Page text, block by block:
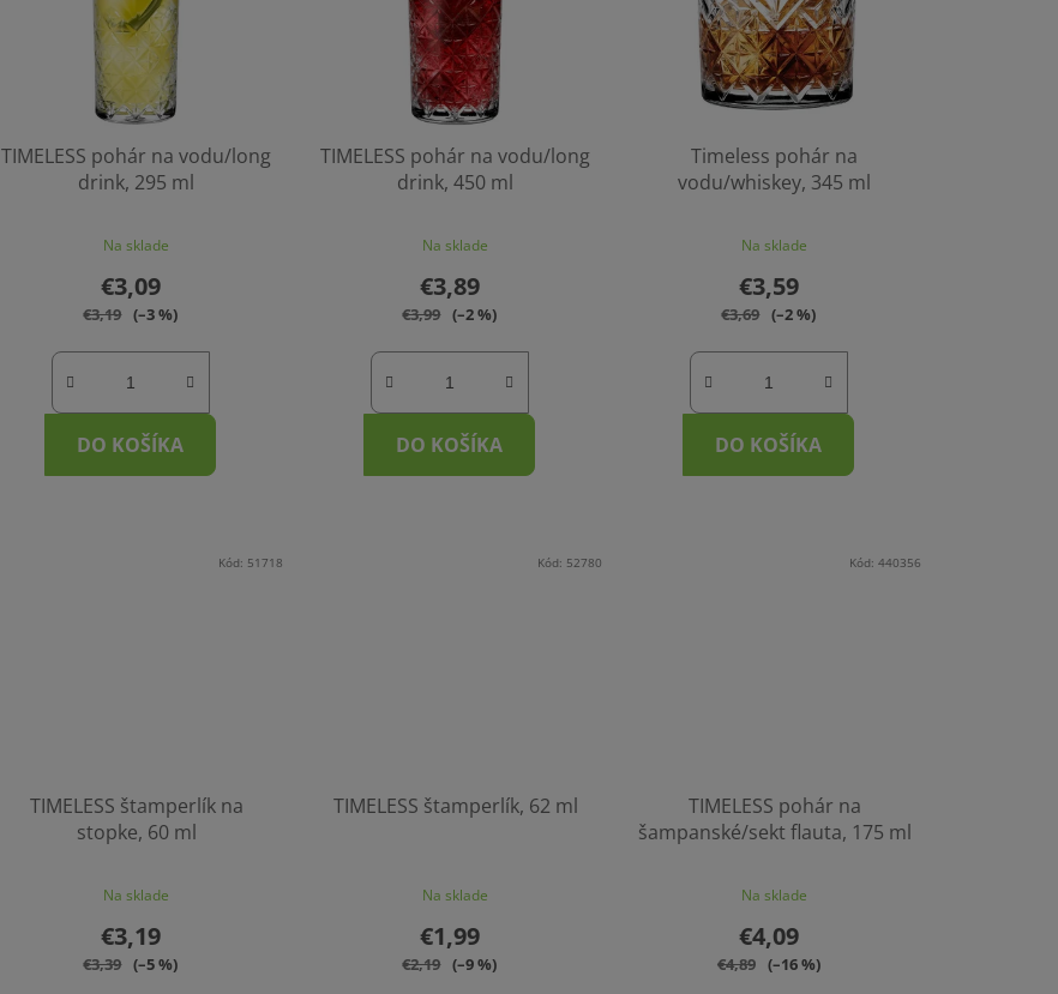
TIMELESS pohár na vodu/long
drink, 295 ml
Na sklade
€3,09
€3,19 (–3 %)
DO KOŠÍKA
TIMELESS pohár na vodu/long
drink, 450 ml
Na sklade
€3,89
€3,99 (–2 %)
DO KOŠÍKA
Timeless pohár na
vodu/whiskey, 345 ml
Na sklade
€3,59
€3,69 (–2 %)
DO KOŠÍKA
TIMELESS štamperlík na
stopke, 60 ml
Na sklade
€3,19
€3,39 (–5 %)
Kód: 51718
TIMELESS štamperlík, 62 ml
Na sklade
€1,99
€2,19 (–9 %)
Kód: 52780
TIMELESS pohár na
šampanské/sekt flauta, 175 ml
Na sklade
€4,09
€4,89 (–16 %)
Kód: 440356